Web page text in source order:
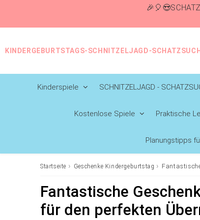
KINDERGEBURTSTAGS-SCHNITZELJAGD-
Kinderspiele SCHNITZELJAGD -
Kostenlose Spiele Praktische
Planungstipps
Startseite › Geschenke Kindergeburtstag ›
Fantastische
für den perfekten